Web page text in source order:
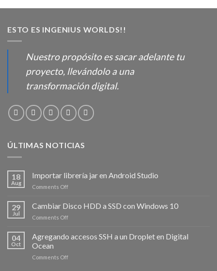
ESTO ES INGENIUS WORLDS!!
Nuestro propósito es sacar adelante tu
proyecto, llevándolo a una
transformación digital.
ÚLTIMAS NOTICIAS
18
Aug
Importar librería jar en Android Studio
Comments Offon
librería
jar
en
Studio
29
Jul
Cambiar Disco HDD a SSD con Windows 10
Comments Offon
HDD
SSD
04
Oct
Agregando accesos SSH a un Droplet en Digital
Ocean
Comments Offon